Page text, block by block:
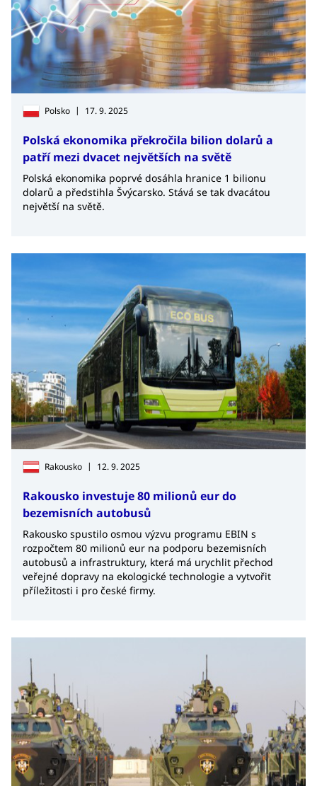
Polsko | 17. 9. 2025
Polská ekonomika překročila bilion dolarů a
patří mezi dvacet největších na světě
Polská ekonomika poprvé dosáhla hranice 1 bilionu
dolarů a předstihla Švýcarsko. Stává se tak dvacátou
největší na světě.
Rakousko | 12. 9. 2025
Rakousko investuje 80 milionů eur do
bezemisních autobusů
Rakousko spustilo osmou výzvu programu EBIN s
rozpočtem 80 milionů eur na podporu bezemisních
autobusů a infrastruktury, která má urychlit přechod
veřejné dopravy na ekologické technologie a vytvořit
příležitosti i pro české firmy.